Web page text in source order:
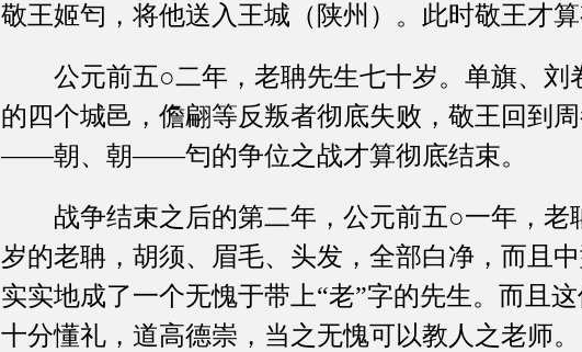
敬王姬匄，将他送入王城（陕州）。此时敬王才算
公元前五○二年，老聃先生七十岁。单旗、刘
的四个城邑，儋翩等反叛者彻底失败，敬王回到
——朝、朝——匄的争位之战才算彻底结束。
战争结束之后的第二年，公元前五○一年，老
岁的老聃，胡须、眉毛、头发，全部白净，而且
实实地成了一个无愧于带上“老”字的先生。而且
十分懂礼，道高德崇，当之无愧可以教人之老师。